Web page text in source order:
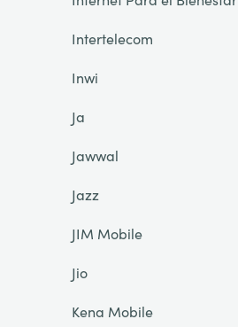
Intertelecom
Inwi
Ja
Jawwal
Jazz
JIM Mobile
Jio
Kena Mobile